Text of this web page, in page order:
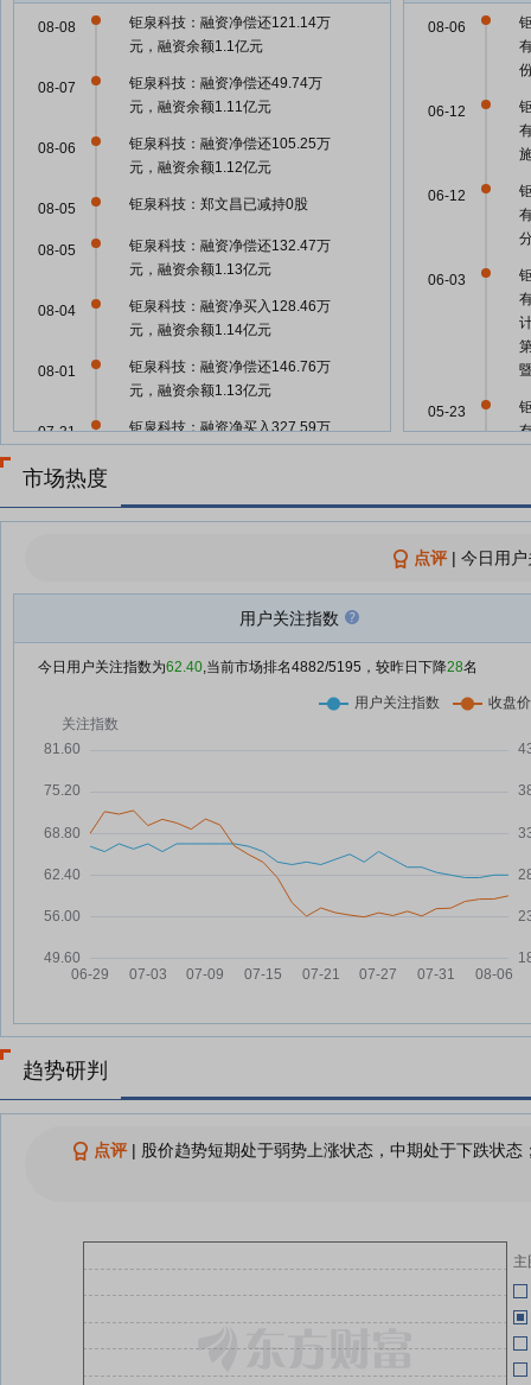
钜泉科技：融资净偿还121.14万
元，融资余额1.1亿元
08-08
钜泉科技：融资净偿还49.74万
元，融资余额1.11亿元
08-07
钜泉科技：融资净偿还105.25万
元，融资余额1.12亿元
08-06
钜泉科技：郑文昌已减持0股
08-05
钜泉科技：融资净偿还132.47万
元，融资余额1.13亿元
08-05
钜泉科技：融资净买入128.46万
元，融资余额1.14亿元
08-04
钜泉科技：融资净偿还146.76万
元，融资余额1.13亿元
08-01
钜泉科技：融资净买入327.59万
07-31
元，融资余额1.11亿元
07-30
钜泉科技：融资净偿还117.43万
钜泉科技：融资净偿还168.58万
07-25
07-24
元，融资余额1.14亿元
07-23
钜泉科技：融资净偿还33.07万
元，融资余额1.15亿元
钜泉科技：本年度国网首批电能表
07-21
钜泉科技：公司主要研发的产品为
片、载波通信芯片和BMS芯片
07-21
07-21
钜泉科技：公司曾于2024年实施
了股份回购方案，回购注销总金额
达2亿元
08-06
06-12
06-12
06-03
05-23
05-21
04-30
04-30
04-30
市场热度
点评| 今日用
用户关注指数
今日用户关注指数为62.40,当前市场排名4882/5195，较昨日下降28名
趋势研判
点评| 股价趋势短期处于弱势上涨状态，中期处于下跌状
主